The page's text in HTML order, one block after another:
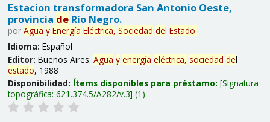
Estacion transformadora San Antonio Oeste,
provincia deRío Negro.
por Agua y Energía Eléctrica, Sociedad del Estado.
Idioma: Español
Editor: Buenos Aires: Agua y energía eléctrica, sociedad del
estado, 1988
Disponibilidad: Ítems disponibles para préstamo: Signatura
topográfica: 621.374.5/A282/v.3 (1).